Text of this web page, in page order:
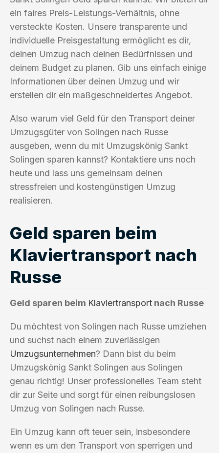
ein faires Preis-Leistungs-Verhältnis, ohne
versteckte Kosten. Unsere transparente und
individuelle Preisgestaltung ermöglicht es dir,
deinen Umzug nach deinen Bedürfnissen und
deinem Budget zu planen. Gib uns einfach einige
Informationen über deinen Umzug und wir
erstellen dir ein maßgeschneidertes Angebot.
Also warum viel Geld für den Transport deiner
Umzugsgüter von Solingen nach Russe
ausgeben, wenn du mit Umzugskönig Sankt
Solingen sparen kannst? Kontaktiere uns noch
heute und lass uns gemeinsam deinen
stressfreien und kostengünstigen Umzug
realisieren.
Geld sparen beim
Klaviertransport nach
Russe
Geld sparen beim Klaviertransport nach Russe
Du möchtest von Solingen nach Russe umziehen
und suchst nach einem zuverlässigen
Umzugsunternehmen? Dann bist du beim
Umzugskönig Sankt Solingen aus Solingen
genau richtig! Unser professionelles Team steht
dir zur Seite und sorgt für einen reibungslosen
Umzug von Solingen nach Russe.
Ein Umzug kann oft teuer sein, insbesondere
wenn es um den Transport von sperrigen und